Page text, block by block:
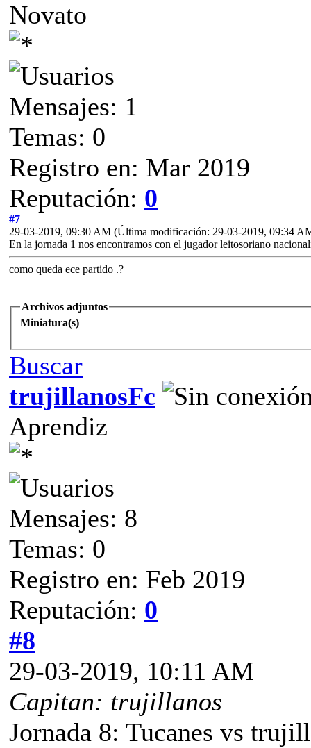
Novato
Mensajes: 1
Temas: 0
Registro en: Mar 2019
Reputación: 0
#7
29-03-2019, 09:30 AM (Última modificación: 29-03-2019, 09:34
En la jornada 1 nos encontramos con el jugador leitosoriano
como queda ece partido .?
Archivos adjuntos
Miniatura(s)
Buscar
trujillanosFc
Aprendiz
Mensajes: 8
Temas: 0
Registro en: Feb 2019
Reputación: 0
#8
29-03-2019, 10:11 AM
Capitan: trujillanos
Jornada 8: Tucanes vs